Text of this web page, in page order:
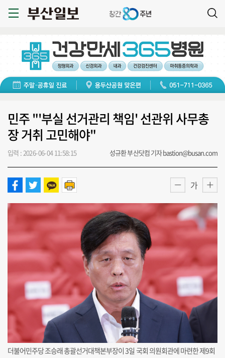
민주 "'부실 선거관리 책임' 선관위 사무총
장 거취 고민해야"
입력 : 2026-06-04 11:58:15 성규환 부산닷컴 기자 bastion@busan.com
가
더불어민주당 조승래 총괄선거대책본부장이 3일 국회 의원회관에 마련한 제9회